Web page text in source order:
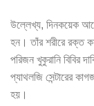
উল্লেখ্য, দিনকয়েক আগে
হন। তাঁর শরীরে রক্ত
পরিজন খুকুরানি বিবির
প্যাথলজি সেন্টারের
হয়।